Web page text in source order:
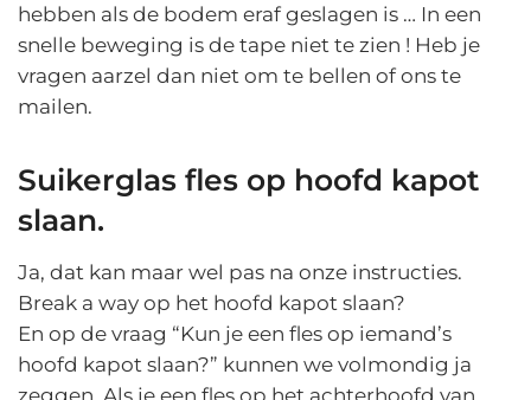
hebben als de bodem eraf geslagen is … In een
snelle beweging is de tape niet te zien ! Heb je
vragen aarzel dan niet om te bellen of ons te
mailen.
Suikerglas fles op hoofd kapot
slaan.
Ja, dat kan maar wel pas na onze instructies.
Break a way op het hoofd kapot slaan?
En op de vraag “Kun je een fles op iemand’s
hoofd kapot slaan?” kunnen we volmondig ja